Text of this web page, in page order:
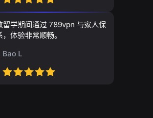
留学期间通过 789vpn 与家人保
体验非常顺畅。
Bao L